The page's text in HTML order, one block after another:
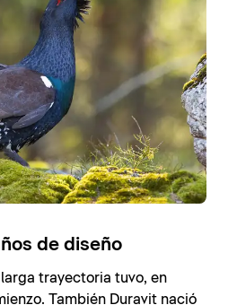
de diseño
trayectoria tuvo, en
También Duravit nació